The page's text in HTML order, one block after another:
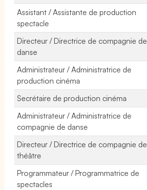
Assistant / Assistante de production
spectacle
Directeur / Directrice de compagnie de
danse
Administrateur / Administratrice de
production cinéma
Secrétaire de production cinéma
Administrateur / Administratrice de
compagnie de danse
Directeur / Directrice de compagnie de
théâtre
Programmateur / Programmatrice de
spectacles